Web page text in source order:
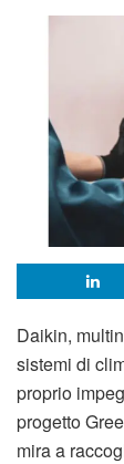
Daikin,
sistemi di
proprio
progetto
mira a